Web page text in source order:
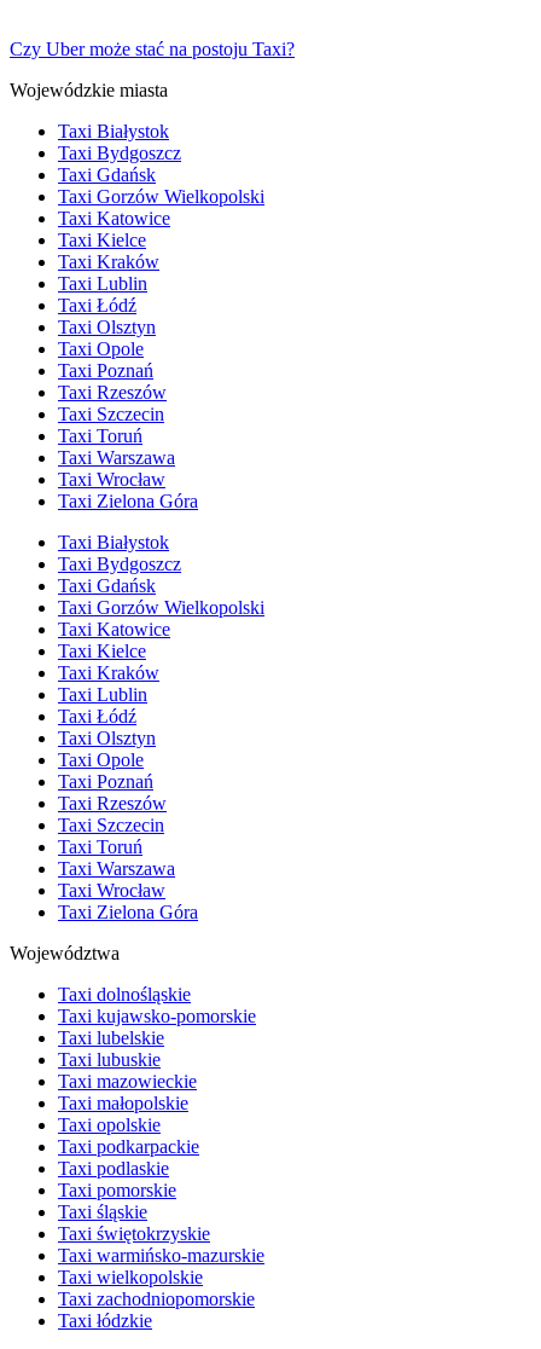
Czy Uber może stać na postoju Taxi?
Wojewódzkie miasta
Taxi Białystok
Taxi Bydgoszcz
Taxi Gdańsk
Taxi Gorzów Wielkopolski
Taxi Katowice
Taxi Kielce
Taxi Kraków
Taxi Lublin
Taxi Łódź
Taxi Olsztyn
Taxi Opole
Taxi Poznań
Taxi Rzeszów
Taxi Szczecin
Taxi Toruń
Taxi Warszawa
Taxi Wrocław
Taxi Zielona Góra
Taxi Białystok
Taxi Bydgoszcz
Taxi Gdańsk
Taxi Gorzów Wielkopolski
Taxi Katowice
Taxi Kielce
Taxi Kraków
Taxi Lublin
Taxi Łódź
Taxi Olsztyn
Taxi Opole
Taxi Poznań
Taxi Rzeszów
Taxi Szczecin
Taxi Toruń
Taxi Warszawa
Taxi Wrocław
Taxi Zielona Góra
Województwa
Taxi dolnośląskie
Taxi kujawsko-pomorskie
Taxi lubelskie
Taxi lubuskie
Taxi mazowieckie
Taxi małopolskie
Taxi opolskie
Taxi podkarpackie
Taxi podlaskie
Taxi pomorskie
Taxi śląskie
Taxi świętokrzyskie
Taxi warmińsko-mazurskie
Taxi wielkopolskie
Taxi zachodniopomorskie
Taxi łódzkie